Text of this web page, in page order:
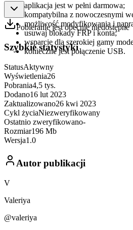
aplikacja jest w pełni darmowa;
kompatybilna z nowoczesnymi
możliwość modyfikowania i
usuwaj blokady FRP i konta;
wsparcie dla szerokiej gamy
konieczne jest połączenie USB.
Pobieranie jest obecnie niedostępne
Szybkie statystyki
StatusAktywny
Wyświetlenia26
Pobrania4,5 tys.
Dodano16 lut 2023
Zaktualizowano26 kwi 2023
Cykl życiaNiezweryfikowany
Ostatnio zweryfikowano-
Rozmiar196 Mb
Wersja1.0
Autor publikacji
V
Valeriya
@valeriya